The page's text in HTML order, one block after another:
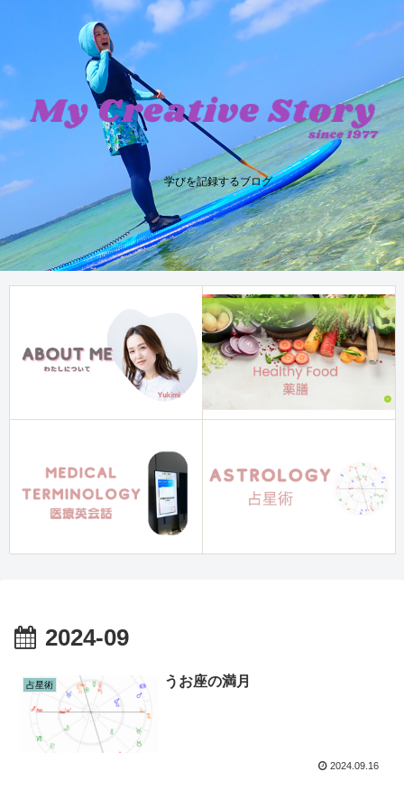
学びを記録するブログ
2024-09
占星術 うお座の満月
2024.09.16